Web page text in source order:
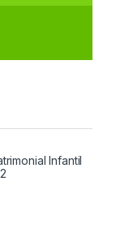
Infantil